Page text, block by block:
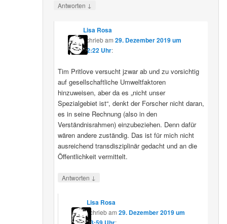
Antworten ↓
Lisa Rosa
schriebam 29. Dezember 2019 um
12:22 Uhr:
Tim Pritlove versucht jzwar ab und zu vorsichtig
auf gesellschaftliche Umweltfaktoren
hinzuweisen, aber da es „nicht unser
Spezialgebiet ist“, denkt der Forscher nicht daran,
es in seine Rechnung (also in den
Verständnisrahmen) einzubeziehen. Denn dafür
wären andere zuständig. Das ist für mich nicht
ausreichend transdisziplinär gedacht und an die
Öffentlichkeit vermittelt.
Antworten ↓
Lisa Rosa
schriebam29. Dezember 2019 um
: